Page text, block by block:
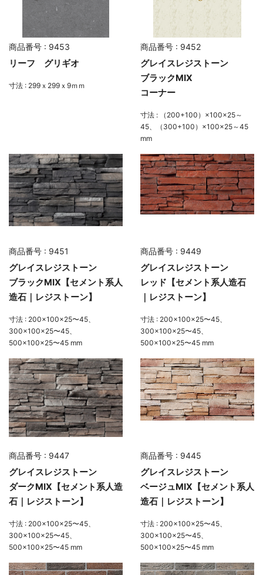
商品番号 : 9453
リーフ グリギオ
寸法 : 299ｘ299ｘ9ｍｍ
商品番号 : 9452
グレイスレジストーン
ブラックMIX
コーナー
寸法 : （200+100）×100×25～
45、（300+100）×100×25～45
mm
商品番号 : 9451
グレイスレジストーン
ブラックMIX【セメント系人
造石｜レジストーン】
寸法 : 200×100×25〜45、
300×100×25〜45、
500×100×25〜45 mm
商品番号 : 9449
グレイスレジストーン
レッド【セメント系人造石
｜レジストーン】
寸法 : 200×100×25〜45、
300×100×25〜45、
500×100×25〜45 mm
商品番号 : 9447
グレイスレジストーン
ダークMIX【セメント系人造
石｜レジストーン】
寸法 : 200×100×25〜45、
300×100×25〜45、
500×100×25〜45 mm
商品番号 : 9445
グレイスレジストーン
ベージュMIX【セメント系人
造石｜レジストーン】
寸法 : 200×100×25〜45、
300×100×25〜45、
500×100×25〜45 mm